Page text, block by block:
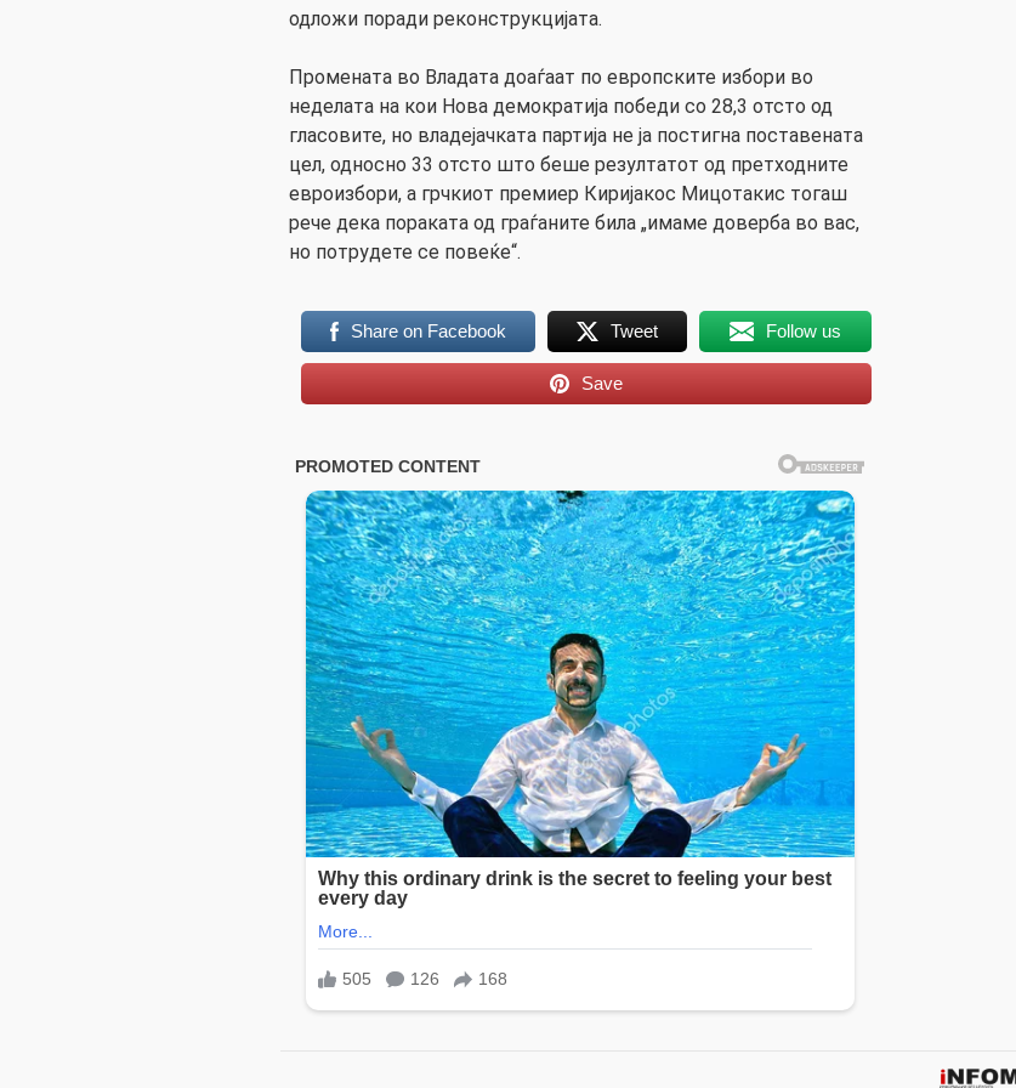
одложи поради реконструкцијата.
Промената во Владата доаѓаат по европските избори во
неделата на кои Нова демократија победи со 28,3 отсто од
гласовите, но владејачката партија не ја постигна поставената
цел, односно 33 отсто што беше резултатот од претходните
евроизбори, а грчкиот премиер Киријакос Мицотакис тогаш
рече дека пораката од граѓаните била „имаме доверба во вас,
но потрудете се повеќе“.
Share on Facebook Tweet Follow us
Save